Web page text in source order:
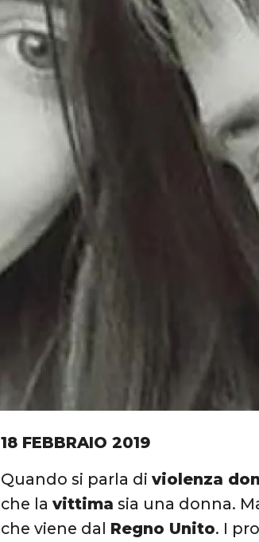
18 FEBBRAIO 2019
Quando si parla diviolenza
che lavittima sia una donna.
che viene dal Regno Unito. I